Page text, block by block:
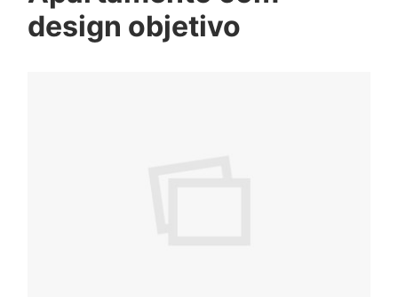
design objetivo